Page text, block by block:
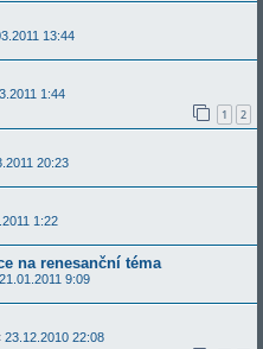
13:44
1:44
1 2
20:23
1:22
na renesanční téma
21.01.2011 9:09
23.12.2010 22:08